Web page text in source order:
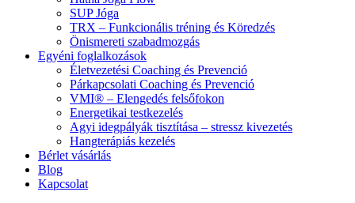
SUP Jóga
TRX – Funkcionális tréning és Köredzés
Önismereti szabadmozgás
Egyéni foglalkozások
Életvezetési Coaching és Prevenció
Párkapcsolati Coaching és Prevenció
VMI® – Elengedés felsőfokon
Energetikai testkezelés
Agyi idegpályák tisztítása – stressz kivezetés
Hangterápiás kezelés
Bérlet vásárlás
Blog
Kapcsolat